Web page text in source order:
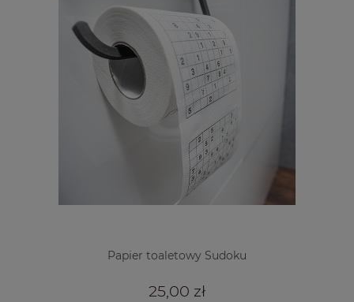
Papier toaletowy Sudoku
25,00 zł